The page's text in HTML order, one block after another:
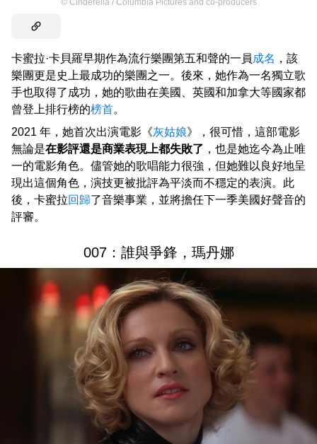
卡蜜拉·卡貝羅早期作為流行樂團第五和聲的一員 成名 ，該
樂團更是史上最成功的樂團之一。後來，她作為一名獨立歌
手也取得了成功，她的歌曲在美國、英國和加拿大等國家都
曾登上排行榜的榜首。
2021 年，她首次出演電影《灰姑娘》，很可惜，這部電影
無論是在影評還是商業表現上都失敗了 ，也是她迄今為止唯
一的電影角色。儘管她的歌唱能力很強，但她難以良好地呈
現出這個角色，演技更被批評為平淡而不穩定的表演。此
後，卡蜜拉回歸了音樂事業，並將擔任下一季美國好聲音的
評審。
007：誰與爭鋒，瑪丹娜